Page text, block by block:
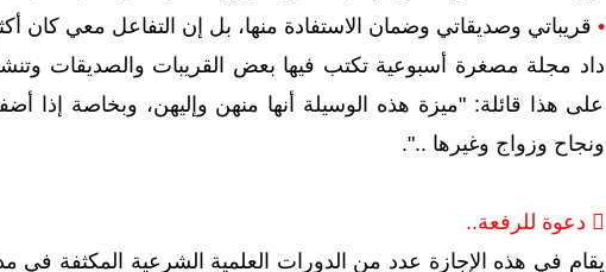
• قريباتي وصديقاتي وضمان الاستفادة منها، بل إن التفاعل معي كان
على هذا قائلة: "ميزة هذه الوسيلة أنها منهن وإليهن، وبخاصة إذا
ونجاح وزواج وغيرها ..".
 دعوة للرفعة..
يقام في هذه الإجازة عدد من الدورات العلمية الشرعية المكثفة في